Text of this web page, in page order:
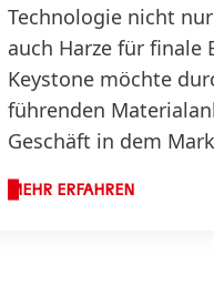
Technologie nicht
auch Harze für
Keystone möchte
führenden
Geschäft in dem
MEHR ERFAHREN